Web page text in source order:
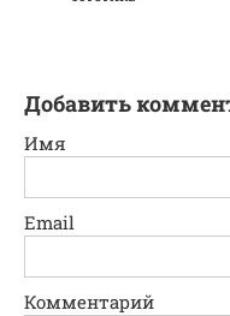
Добавить
Имя
Email
Комментарий